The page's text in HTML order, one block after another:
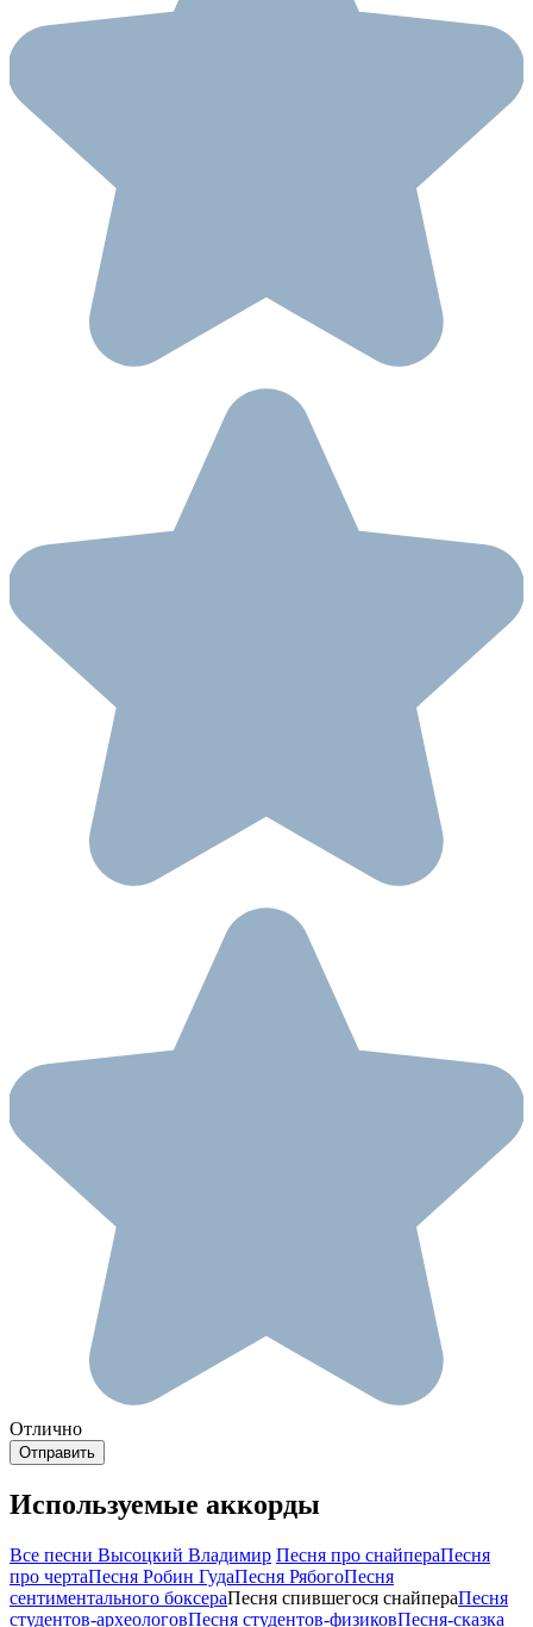
Отлично
Используемые аккорды
Все песни Высоцкий Владимир Песня про снайпераПесня
про чертаПесня Робин ГудаПесня РябогоПесня
сентиментального боксераПесня спившегося снайпераПесня
студентов-археологовПесня студентов-физиковПесня-сказка